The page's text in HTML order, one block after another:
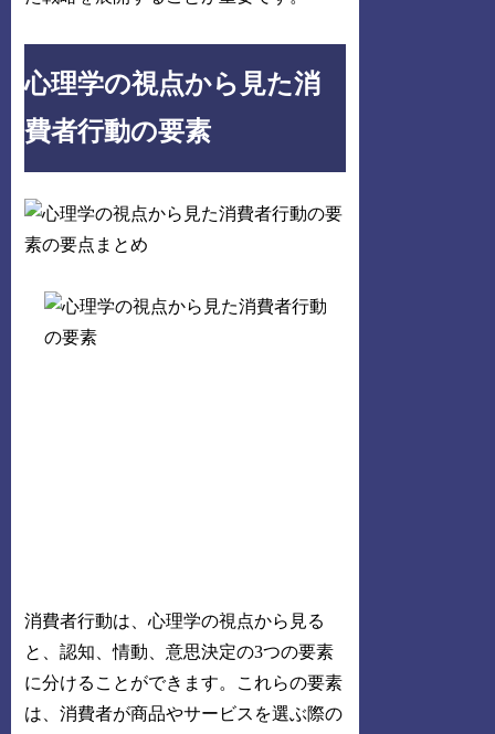
心理学の視点から見た消
費者行動の要素
消費者行動は、心理学の視点から見る
と、認知、情動、意思決定の3つの要素
に分けることができます。これらの要素
は、消費者が商品やサービスを選ぶ際の